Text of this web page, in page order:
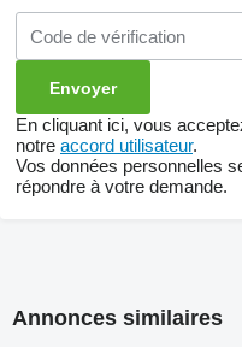
En cliquant ici, vous
notre accord utilisateur.
Vos données personnelles
répondre à votre demande.
Annonces similaires